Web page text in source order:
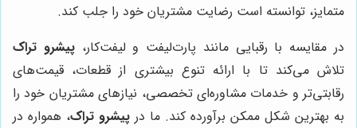
متمایز، توانسته است رضایت مشتریان خود را جلب کند.
در مقایسه با رقبایی مانند پارت‌لیفت و لیفت‌کار،پیشرو تراک
تلاش می‌کند تا با ارائه تنوع بیشتری از قطعات، قیمت‌های
رقابتی‌تر و خدمات مشاوره‌ای تخصصی، نیازهای مشتریان خود را
به بهترین شکل ممکن برآورده کند. ما در پیشرو تراک، همواره در